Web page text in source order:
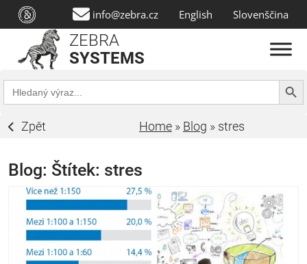
info@zebra.cz English Slovenščina
ZEBRA
SYSTEMS
Search
for:
Search
Zpět Home » Blog » stres
Blog: Štítek: stres